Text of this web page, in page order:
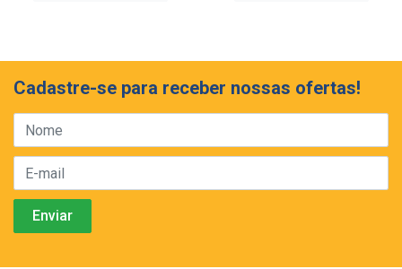
Cadastre-se para receber nossas ofertas!